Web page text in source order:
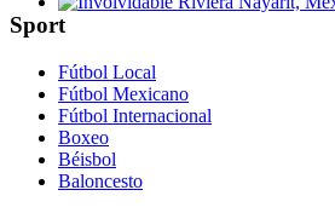
Involvidable Riviera Nayarit, Mexico
Sport
Fútbol Local
Fútbol Mexicano
Fútbol Internacional
Boxeo
Béisbol
Baloncesto